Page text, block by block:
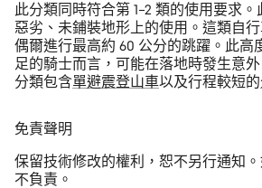
此分類同時符合第 1–2 類的使用要求
惡劣、未鋪裝地形上的使用。這類自
偶爾進行最高約 60 公分的跳躍。此高
足的騎士而言，可能在落地時發生意
分類包含單避震登山車以及行程較短的
免責聲明
保留技術修改的權利，恕不另行通知
不負責。